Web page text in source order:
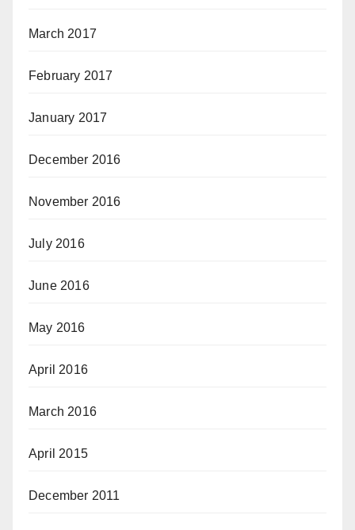
March 2017
February 2017
January 2017
December 2016
November 2016
July 2016
June 2016
May 2016
April 2016
March 2016
April 2015
December 2011